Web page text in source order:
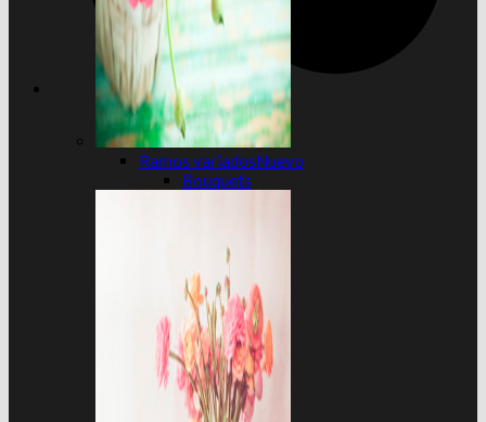
Ramos variados
Bouquets